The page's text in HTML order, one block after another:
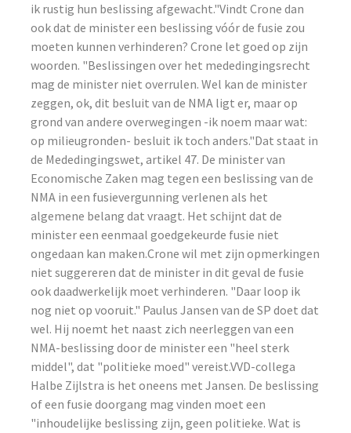
ik rustig hun beslissing afgewacht."Vindt Crone dan
ook dat de minister een beslissing vóór de fusie zou
moeten kunnen verhinderen? Crone let goed op zijn
woorden. "Beslissingen over het mededingingsrecht
mag de minister niet overrulen. Wel kan de minister
zeggen, ok, dit besluit van de NMA ligt er, maar op
grond van andere overwegingen -ik noem maar wat:
op milieugronden- besluit ik toch anders."Dat staat in
de Mededingingswet, artikel 47. De minister van
Economische Zaken mag tegen een beslissing van de
NMA in een fusievergunning verlenen als het
algemene belang dat vraagt. Het schijnt dat de
minister een eenmaal goedgekeurde fusie niet
ongedaan kan maken.Crone wil met zijn opmerkingen
niet suggereren dat de minister in dit geval de fusie
ook daadwerkelijk moet verhinderen. "Daar loop ik
nog niet op vooruit." Paulus Jansen van de SP doet dat
wel. Hij noemt het naast zich neerleggen van een
NMA-beslissing door de minister een "heel sterk
middel", dat "politieke moed" vereist.VVD-collega
Halbe Zijlstra is het oneens met Jansen. De beslissing
of een fusie doorgang mag vinden moet een
"inhoudelijke beslissing zijn, geen politieke. Wat is